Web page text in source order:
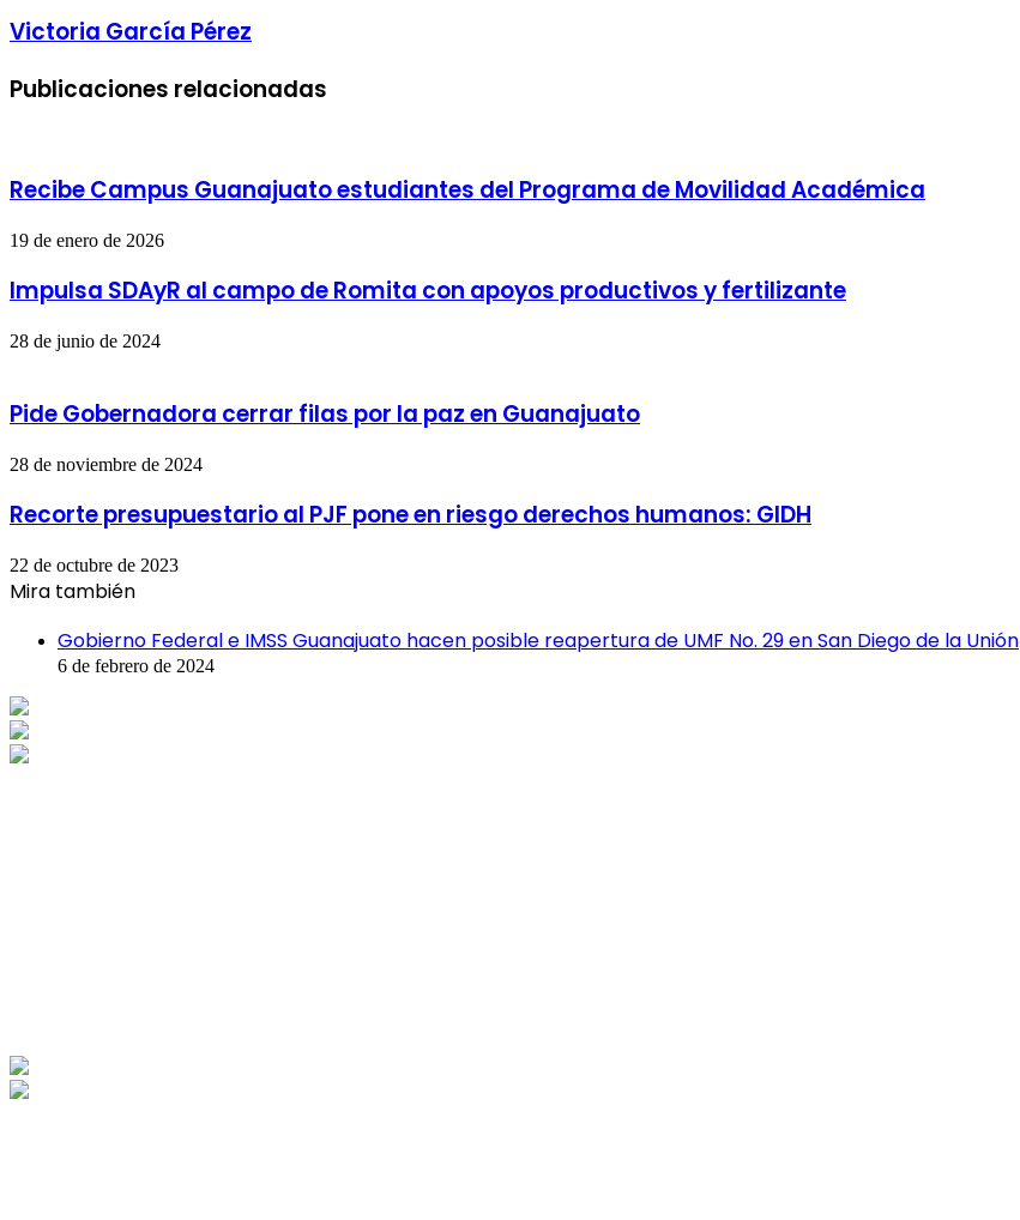
Victoria García Pérez
Publicaciones relacionadas
Recibe Campus Guanajuato estudiantes del Programa de Movilidad Académica
19 de enero de 2026
Impulsa SDAyR al campo de Romita con apoyos productivos y fertilizante
28 de junio de 2024
Pide Gobernadora cerrar filas por la paz en Guanajuato
28 de noviembre de 2024
Recorte presupuestario al PJF pone en riesgo derechos humanos: GIDH
22 de octubre de 2023
Mira también
Gobierno Federal e IMSS Guanajuato hacen posible reapertura de UMF No. 29 en San Diego de la Unión
6 de febrero de 2024